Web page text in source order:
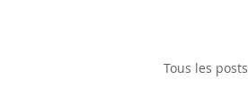
Tous les posts